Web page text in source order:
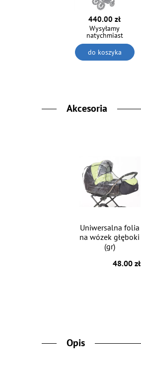
440.00 zł
Wysyłamy
natychmiast
do koszyka
Akcesoria
Uniwersalna folia
na wózek głęboki
(gr)
48.00 zł
Opis